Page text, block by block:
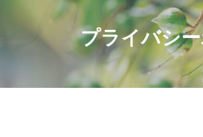
プライバシ